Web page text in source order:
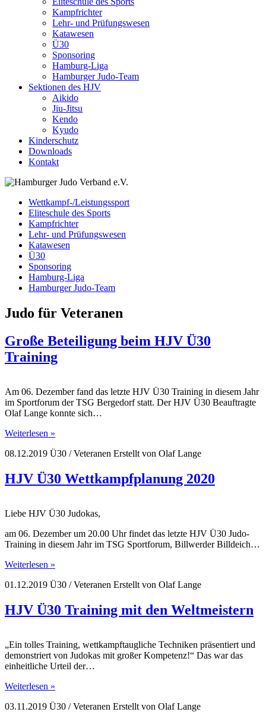
Kampfrichter
Lehr- und Prüfungswesen
Katawesen
Ü30
Sponsoring
Hamburg-Liga
Hamburger Judo-Team
Sektionen des HJV
Aikido
Jiu-Jitsu
Kendo
Kyudo
Kinderschutz
Downloads
Kontakt
Wettkampf-/Leistungssport
Eliteschule des Sports
Kampfrichter
Lehr- und Prüfungswesen
Katawesen
Ü30
Sponsoring
Hamburg-Liga
Hamburger Judo-Team
Judo für Veteranen
Große Beteiligung beim HJV Ü30
Training
Am 06. Dezember fand das letzte HJV Ü30 Training in diesem Jahr
im Sportforum der TSG Bergedorf statt. Der HJV Ü30 Beauftragte
Olaf Lange konnte sich…
Weiterlesen »
08.12.2019 Ü30 / Veteranen Erstellt von Olaf Lange
HJV Ü30 Wettkampfplanung 2020
Liebe HJV Ü30 Judokas,
am 06. Dezember um 20.00 Uhr findet das letzte HJV Ü30 Judo-
Training in diesem Jahr im TSG Sportforum, Billwerder Billdeich…
Weiterlesen »
01.12.2019 Ü30 / Veteranen Erstellt von Olaf Lange
HJV Ü30 Training mit den Weltmeistern
„Ein tolles Training, wettkampftaugliche Techniken präsentiert und
demonstriert von Judokas mit großer Kompetenz!“ Das war das
einheitliche Urteil der…
Weiterlesen »
03.11.2019 Ü30 / Veteranen Erstellt von Olaf Lange